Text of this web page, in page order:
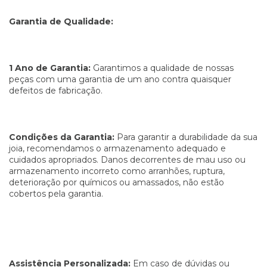
Garantia de Qualidade:
1 Ano de Garantia: Garantimos a qualidade de nossas
peças com uma garantia de um ano contra quaisquer
defeitos de fabricação.
Condições da Garantia: Para garantir a durabilidade da sua
joia, recomendamos o armazenamento adequado e
cuidados apropriados. Danos decorrentes de mau uso ou
armazenamento incorreto como arranhões, ruptura,
deterioração por químicos ou amassados, não estão
cobertos pela garantia.
Assistência Personalizada: Em caso de dúvidas ou